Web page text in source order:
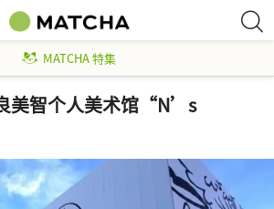
MATCHA 特集
美智个人美术馆“N’s